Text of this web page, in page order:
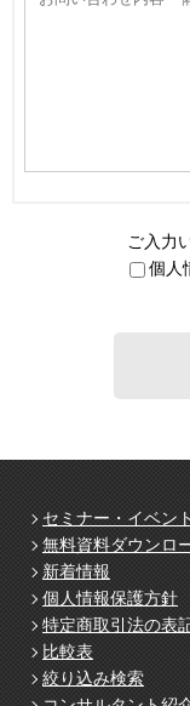
ご入力
個人
セミナー・イベン
無料資料ダウンロ
新着情報
個人情報保護方針
特定商取引法の表
比較表
絞り込み検索